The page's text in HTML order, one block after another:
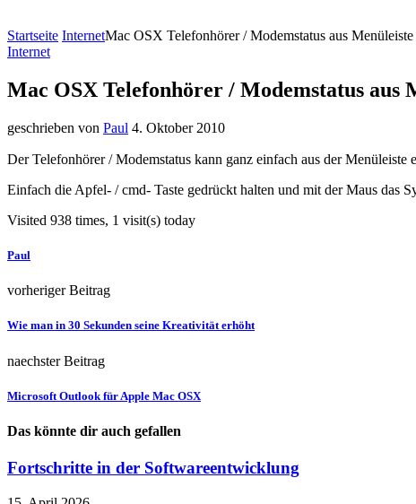
Startseite InternetMac OSX Telefonhörer / Modemstatus aus Menüleiste
Internet
Mac OSX Telefonhörer / Modemstatus aus
geschrieben von Paul 4. Oktober 2010
Der Telefonhörer / Modemstatus kann ganz einfach aus der
Einfach die Apfel- / cmd- Taste gedrückt halten und mit der Maus das
Visited 938 times, 1 visit(s) today
Paul
vorheriger Beitrag
Wie man in 30 Sekunden seine Kreativität erhöht
naechster Beitrag
Microsoft Outlook für Apple Mac OSX
Das könnte dir auch gefallen
Fortschritte in der Softwareentwicklung